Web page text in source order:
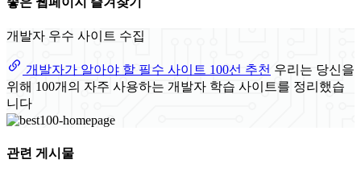
개발자 우수 사이트 수집
개발자가 알아야 할 필수 사이트 100선 추천 우리는 당신을
위해 100개의 자주 사용하는 개발자 학습 사이트를 정리했습
니다
관련 게시물